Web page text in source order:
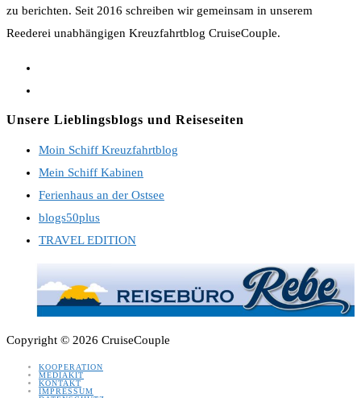
zu berichten. Seit 2016 schreiben wir gemeinsam in unserem
Reederei unabhängigen Kreuzfahrtblog CruiseCouple.
tab
new
tab
Unsere Lieblingsblogs und Reiseseiten
Moin Schiff Kreuzfahrtblog
Mein Schiff Kabinen
Ferienhaus an der Ostsee
blogs50plus
TRAVEL EDITION
Copyright © 2026 CruiseCouple
KOOPERATION
MEDIAKIT
KONTAKT
IMPRESSUM